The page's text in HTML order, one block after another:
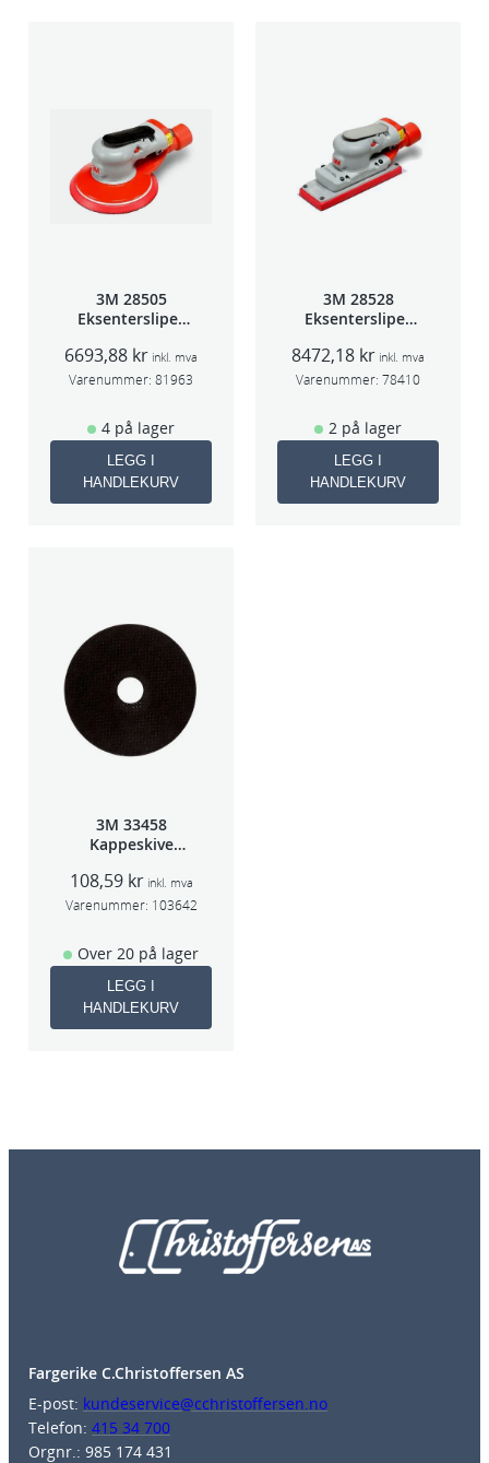
3M 28505
Eksentersliper
2,5mm slag
75mm
6693,88 kr inkl. mva
Varenummer: 81963
4 på lager
LEGG I
HANDLEKURV
3M 28528
Eksentersliper
3mm slag
70×198
8472,18 kr inkl. mva
Varenummer: 78410
2 på lager
LEGG I
HANDLEKURV
3M 33458
Kappeskive
5stk/pk pris/stk
108,59 kr inkl. mva
Varenummer: 103642
Over 20 på lager
LEGG I
HANDLEKURV
Fargerike C.Christoffersen AS
E-post: kundeservice@cchristoffersen.no
Telefon: 415 34 700
Orgnr.: 985 174 431